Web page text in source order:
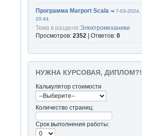
Программа Marport Scala ⇒7-03-2024,
20:44
Тема в разделе:Электромеханики
Просмотров:2352 | Ответов:0
НУЖНА КУРСОВАЯ, ДИПЛОМ?!
Калькулятор стоимости
Количество страниц:
Срок выполнения работы: